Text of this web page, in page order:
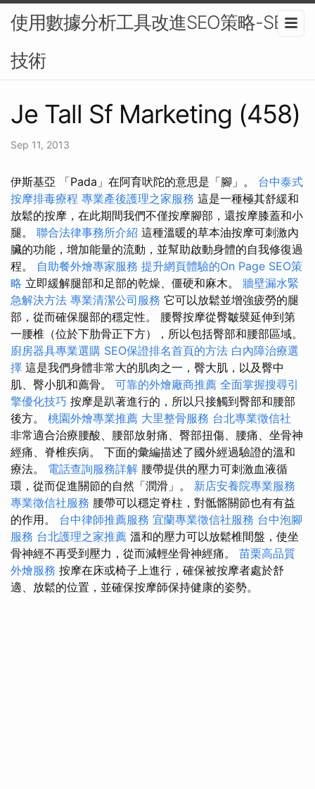
使用數據分析工具改進SEO策略-SEO
技術
Je Tall Sf Marketing (458)
Sep 11, 2013
伊斯基亞 「Pada」在阿育吠陀的意思是「腳」。 台中泰式
按摩排毒療程 專業產後護理之家服務 這是一種極其舒緩和
放鬆的按摩，在此期間我們不僅按摩腳部，還按摩膝蓋和小
腿。 聯合法律事務所介紹 這種溫暖的草本油按摩可刺激內
臟的功能，增加能量的流動，並幫助啟動身體的自我修復過
程。 自助餐外燴專家服務 提升網頁體驗的On Page SEO策
略 立即緩解腿部和足部的乾燥、僵硬和麻木。 牆壁漏水緊
急解決方法 專業清潔公司服務 它可以放鬆並增強疲勞的腿
部，從而確保腿部的穩定性。 腰臀按摩從臀皺襞延伸到第
一腰椎（位於下肋骨正下方），所以包括臀部和腰部區域。
廚房器具專業選購 SEO保證排名首頁的方法 白內障治療選
擇 這是我們身體非常大的肌肉之一，臀大肌，以及臀中
肌、臀小肌和薦骨。 可靠的外燴廠商推薦 全面掌握搜尋引
擎優化技巧 按摩是趴著進行的，所以只接觸到臀部和腰部
後方。 桃園外燴專業推薦 大里整骨服務 台北專業徵信社
非常適合治療腰酸、腰部放射痛、臀部扭傷、腰痛、坐骨神
經痛、脊椎疾病。 下面的彙編描述了國外經過驗證的溫和
療法。 電話查詢服務詳解 腰帶提供的壓力可刺激血液循
環，從而促進關節的自然「潤滑」。 新店安養院專業服務
專業徵信社服務 腰帶可以穩定脊柱，對骶髂關節也有有益
的作用。 台中律師推薦服務 宜蘭專業徵信社服務 台中泡腳
服務 台北護理之家推薦 溫和的壓力可以放鬆椎間盤，使坐
骨神經不再受到壓力，從而減輕坐骨神經痛。 苗栗高品質
外燴服務 按摩在床或椅子上進行，確保被按摩者處於舒
適、放鬆的位置，並確保按摩師保持健康的姿勢。